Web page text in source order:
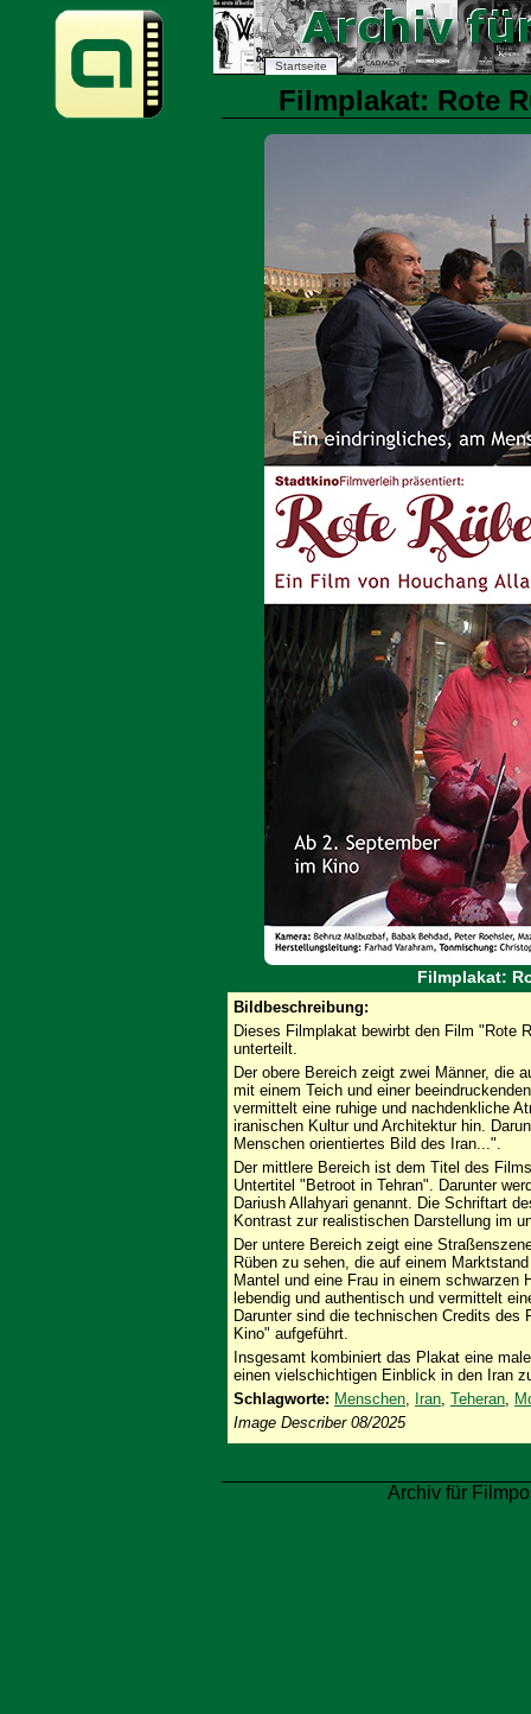
Startseite
Filmplakat: Rote
Filmplakat:
Bildbeschreibung:
Dieses Filmplakat bewirbt den Film "Rote
unterteilt.
Der obere Bereich zeigt zwei Männer, die
mit einem Teich und einer
vermittelt eine ruhige und nachdenkliche
iranischen Kultur und Architektur hin.
Menschen orientiertes Bild des Iran...".
Der mittlere Bereich ist dem Titel des
Untertitel "Betroot in Tehran". Darunter
Dariush Allahyari genannt. Die Schriftart
Kontrast zur realistischen Darstellung im
Der untere Bereich zeigt eine
Rüben zu sehen, die auf einem
Mantel und eine Frau in einem schwarzen
lebendig und authentisch und vermittelt
Darunter sind die technischen Credits
Kino" aufgeführt.
Insgesamt kombiniert das Plakat eine
einen vielschichtigen Einblick in den Iran
Schlagworte: Menschen, Iran, Teheran,
Image Describer 08/2025
Archiv für